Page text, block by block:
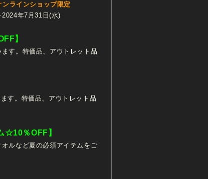
ラインショップ限定
2024年7月31日(水)
】
す。特価品、アウトレット品
す。特価品、アウトレット品
☆10％OFF】
ルなど夏の必須アイテムをご